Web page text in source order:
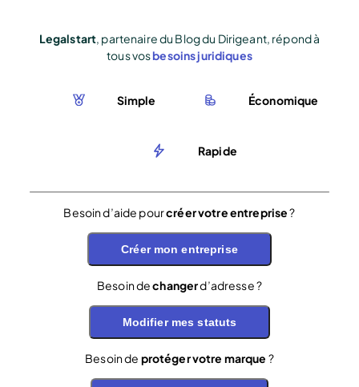
Legalstart , partenaire du Blog du Dirigeant, répond à
tous vosbesoins juridiques
Simple Économique
Rapide
Besoin d’aide pourcréer votre entreprise?
Créer mon entreprise
Besoin dechangerd’adresse ?
Modifier mes statuts
Besoin de protéger votre marque ?